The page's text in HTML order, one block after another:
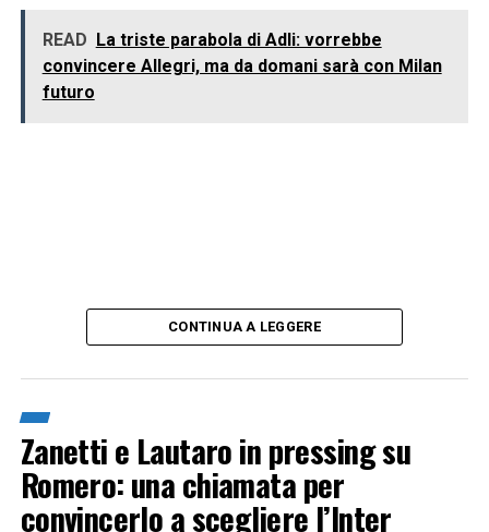
READ La triste parabola di Adli: vorrebbe
convincere Allegri, ma da domani sarà con Milan
futuro
CONTINUA A LEGGERE
Zanetti e Lautaro in pressing su
Romero: una chiamata per
convincerlo a scegliere l’Inter